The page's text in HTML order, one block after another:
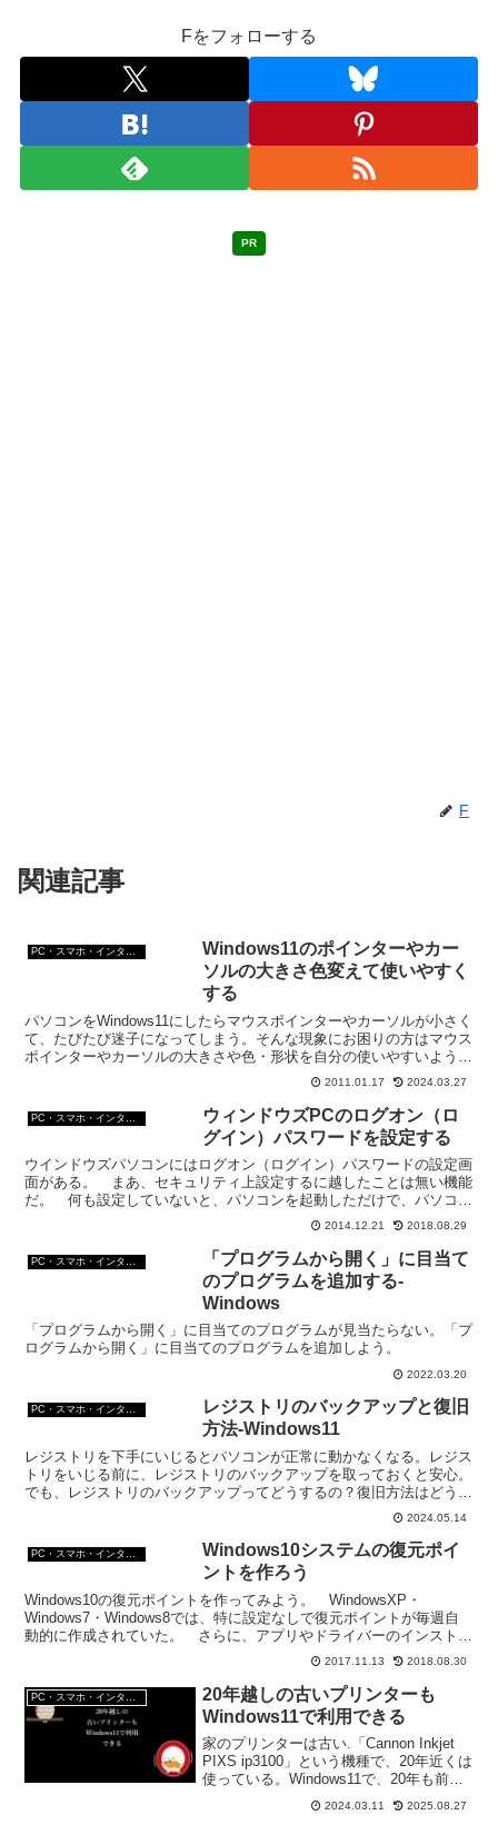
Fをフォローする
PR
F
関連記事
PC・スマホ・インターネットトラブルの解消方法
Windows11のポインターやカー
ソルの大きさ色変えて使いやすく
する
パソコンをWindows11にしたらマウスポインターやカーソルが小さく
て、たびたび迷子になってしまう。そんな現象にお困りの方はマウス
ポインターやカーソルの大きさや色・形状を自分の使いやすいように
2011.01.17 2024.03.27
ウィンドウズPCのログオン（ロ
グイン）パスワードを設定する
ウインドウズパソコンにはログオン（ログイン）パスワードの設定画
面がある。 まあ、セキュリティ上設定するに越したことは無い機能
だ。 何も設定していないと、パソコンを起動しただけで、パソコン
の中身が丸見えと言うことになる。 今回はWindows...
2014.12.21 2018.08.29
「プログラムから開く」に目当て
のプログラムを追加する-
Windows
「プログラムから開く」に目当てのプログラムが見当たらない。「プ
ログラムから開く」に目当てのプログラムを追加しよう。
2022.03.20
PC・スマホ・インターネットトラブルの解消方法
レジストリのバックアップと復旧
方法-Windows11
レジストリを下手にいじるとパソコンが正常に動かなくなる。レジス
トリをいじる前に、レジストリのバックアップを取っておくと安心。
でも、レジストリのバックアップってどうするの？復旧方法はどうす
2024.05.14
Windows10システムの復元ポイ
ントを作ろう
Windows10の復元ポイントを作ってみよう。 WindowsXP・
Windows7・Windows8では、特に設定なしで復元ポイントが毎週自
動的に作成されていた。 さらに、アプリやドライバーのインストー
2017.11.13 2018.08.30
20年越しの古いプリンターも
Windows11で利用できる
家のプリンターは古い.「Cannon Inkjet
PIXS ip3100」という機種で、20年近くは
使っている。Windows11で、20年も前の
プリンターは使えるのか？と思ったが、
Windows11で利用できている。
2024.03.11 2025.08.27